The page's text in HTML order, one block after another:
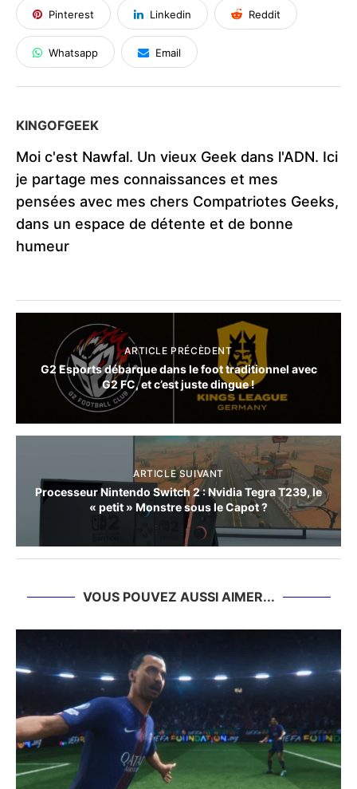
Pinterest Linkedin Reddit
Whatsapp Email
KINGOFGEEK
Moi c'est Nawfal. Un vieux Geek dans l'ADN. Ici
je partage mes connaissances et mes
pensées avec mes chers Compatriotes Geeks,
dans un espace de détente et de bonne
humeur
ARTICLE PRÉCÈDENT
G2 Esports débarque dans le foot traditionnel avec
G2 FC, et c’est juste dingue !
ARTICLE SUIVANT
Processeur Nintendo Switch 2 : Nvidia Tegra T239, le
« petit » Monstre sous le Capot ?
VOUS POUVEZ AUSSI AIMER...